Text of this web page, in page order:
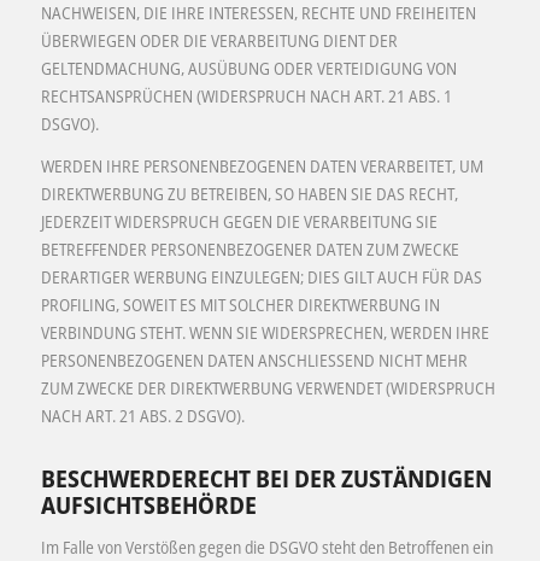
NACHWEISEN, DIE IHRE INTERESSEN, RECHTE UND FREIHEITEN
ÜBERWIEGEN ODER DIE VERARBEITUNG DIENT DER
GELTENDMACHUNG, AUSÜBUNG ODER VERTEIDIGUNG VON
RECHTSANSPRÜCHEN (WIDERSPRUCH NACH ART. 21 ABS. 1
DSGVO).
WERDEN IHRE PERSONENBEZOGENEN DATEN VERARBEITET, UM
DIREKTWERBUNG ZU BETREIBEN, SO HABEN SIE DAS RECHT,
JEDERZEIT WIDERSPRUCH GEGEN DIE VERARBEITUNG SIE
BETREFFENDER PERSONENBEZOGENER DATEN ZUM ZWECKE
DERARTIGER WERBUNG EINZULEGEN; DIES GILT AUCH FÜR DAS
PROFILING, SOWEIT ES MIT SOLCHER DIREKTWERBUNG IN
VERBINDUNG STEHT. WENN SIE WIDERSPRECHEN, WERDEN IHRE
PERSONENBEZOGENEN DATEN ANSCHLIESSEND NICHT MEHR
ZUM ZWECKE DER DIREKTWERBUNG VERWENDET (WIDERSPRUCH
NACH ART. 21 ABS. 2 DSGVO).
BESCHWERDE­RECHT BEI DER ZUSTÄNDIGEN
AUFSICHTS­BEHÖRDE
Im Falle von Verstößen gegen die DSGVO steht den Betroffenen ein